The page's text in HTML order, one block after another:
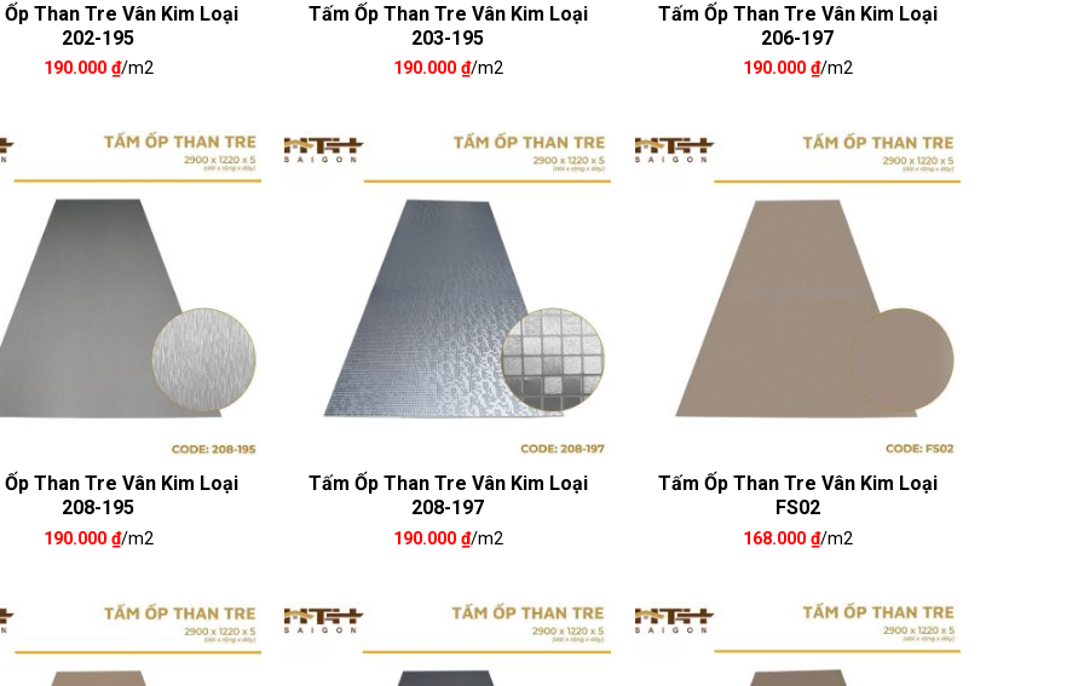
Than Tre Vân Kim Loại
202-195
190.000 ₫/m2
Tấm Ốp Than Tre Vân Kim Loại
203-195
190.000 ₫/m2
Tấm Ốp Than Tre Vân Kim Loại
206-197
190.000 ₫/m2
Than Tre Vân Kim Loại
208-195
190.000 ₫/m2
Tấm Ốp Than Tre Vân Kim Loại
208-197
190.000 ₫/m2
Tấm Ốp Than Tre Vân Kim Loại
FS02
168.000 ₫/m2